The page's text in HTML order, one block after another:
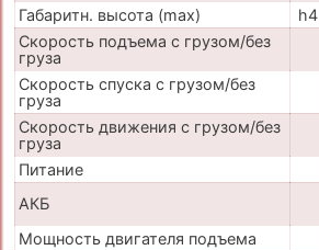
Габаритн. высота (max)
h4
Скорость подъема с грузом/без
груза
Скорость спуска с грузом/без
груза
Скорость движения с грузом/без
груза
Питание
АКБ
Мощность двигателя подъема